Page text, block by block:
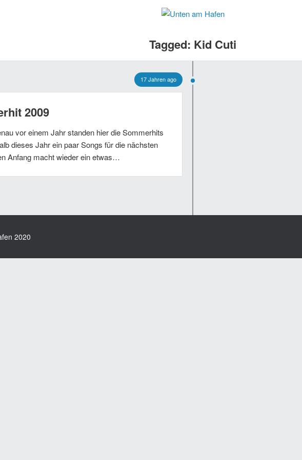
Tagged: Kid Cuti
17 Jahren ago
2009
vor einem Jahr standen hier die Sommerhits
dieses Jahr ein paar Songs für die nächsten
Anfang macht wieder ein etwas…
2020